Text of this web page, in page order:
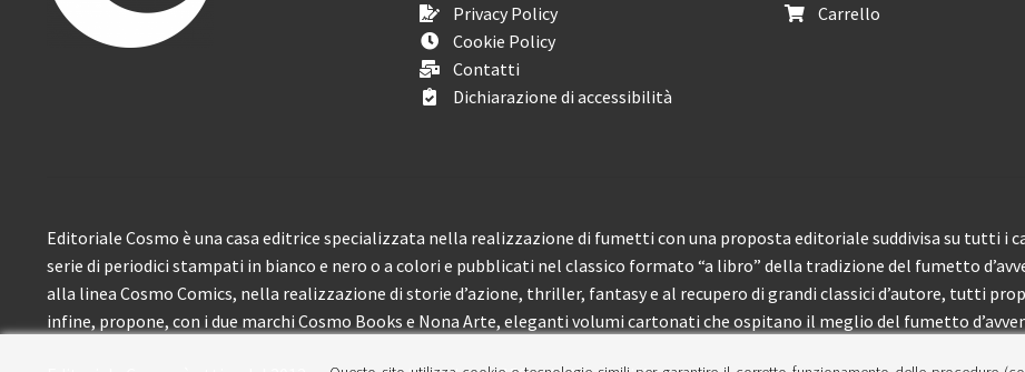
Privacy Policy
Cookie Policy
Contatti
Dichiarazione di accessibilità
Carrello
Editoriale Cosmo è una casa editrice specializzata nella realizzazione di fumetti con una proposta editoriale suddivisa su tutti i
serie di periodici stampati in bianco e nero o a colori e pubblicati nel classico formato “a libro” della tradizione del fumetto
alla linea Cosmo Comics, nella realizzazione di storie d’azione, thriller, fantasy e al recupero di grandi classici d’autore, tutti
infine, propone, con i due marchi Cosmo Books e Nona Arte, eleganti volumi cartonati che ospitano il meglio del fumetto